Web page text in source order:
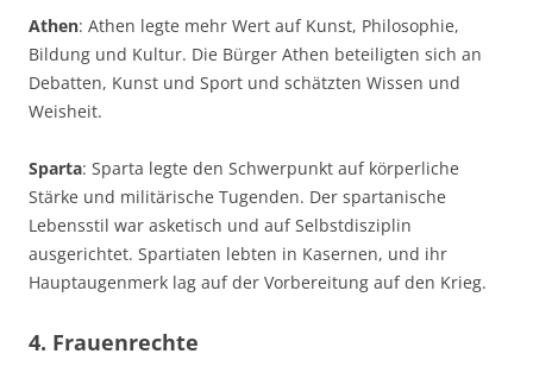
Athen: Athen legte mehr Wert auf Kunst, Philosophie,
Bildung und Kultur. Die Bürger Athen beteiligten sich an
Debatten, Kunst und Sport und schätzten Wissen und
Weisheit.
Sparta: Sparta legte den Schwerpunkt auf körperliche
Stärke und militärische Tugenden. Der spartanische
Lebensstil war asketisch und auf Selbstdisziplin
ausgerichtet. Spartiaten lebten in Kasernen, und ihr
Hauptaugenmerk lag auf der Vorbereitung auf den Krieg.
4. Frauenrechte